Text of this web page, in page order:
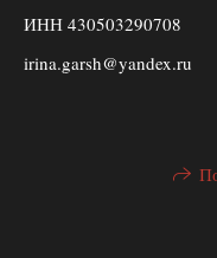
ИНН 430503290708
irina.garsh@yandex.ru